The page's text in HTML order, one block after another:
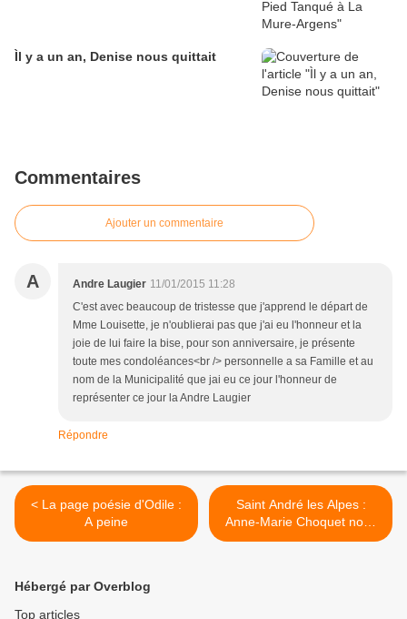
Ìl y a un an, Denise nous quittait
Commentaires
Ajouter un commentaire
A Andre Laugier 11/01/2015 11:28
C'est avec beaucoup de tristesse que j'apprend le départ de
Mme Louisette, je n'oublierai pas que j'ai eu l'honneur et la
joie de lui faire la bise, pour son anniversaire, je présente
toute mes condoléances<br /> personnelle a sa Famille et au
nom de la Municipalité que jai eu ce jour l'honneur de
représenter ce jour la Andre Laugier
Répondre
< La page poésie d'Odile :
A peine
Saint André les Alpes :
Anne-Marie Choquet nous
a quittés >
Hébergé par Overblog
Top articles